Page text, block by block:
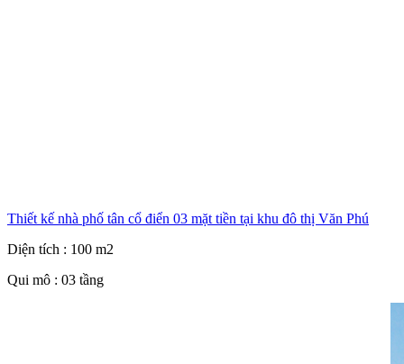
Thiết kế nhà phố tân cổ điển 03 mặt tiền tại khu đô thị Văn Phú
Diện tích : 100 m2
Qui mô : 03 tầng